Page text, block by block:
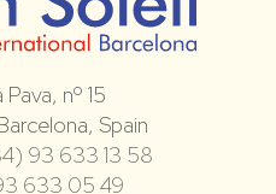
nº 15
Spain
93 633 13 58
633 05 49